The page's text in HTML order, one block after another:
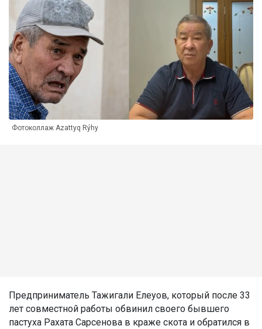
Фотоколлаж Azattyq Rýhy
Предприниматель Тажигали Елеуов, который после 33
лет совместной работы обвинил своего бывшего
пастуха Рахата Сарсенова в краже скота и обратился в